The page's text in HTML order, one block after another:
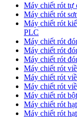
Máy chiết rót tự
Máy chiết rót
Máy chiết rót
PLC
Máy chiết rót
Máy chiết rót
Máy chiết rót
Máy chiết rót
Máy chiết rót
Máy chiết rót
Máy chiết rót
Máy chiết rót
Máy chiết rót